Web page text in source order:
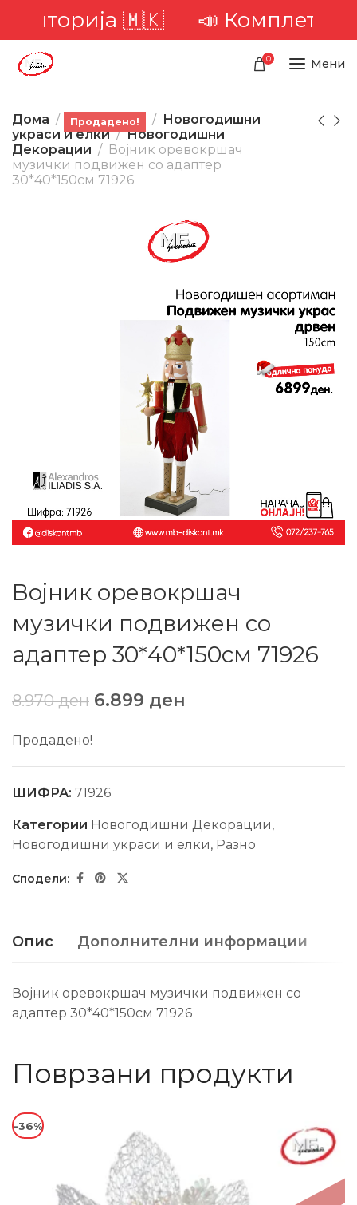
🇲🇰 📣 Комплетна
0 Мени
Дома Производи
Новогодишни
украси и елки
Новогодишни
Декорации
Војник оревокршач
музички подвижен со адаптер
30*40*150см 71926
Продадено!
Војник оревокршач
музички подвижен со
адаптер 30*40*150см 71926
8.970ден 6.899 ден
Продадено!
ШИФРА: 71926
Категории Новогодишни Декорации,
Новогодишни украси и елки, Разно
Опис Дополнителни информации
Војник оревокршач музички подвижен со
адаптер 30*40*150см 71926
Поврзани продукти
-36%